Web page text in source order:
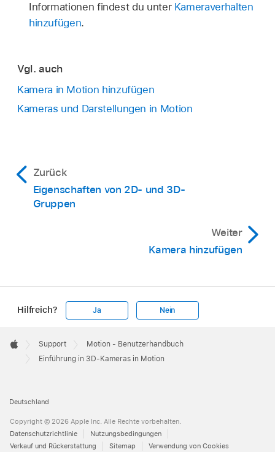
Informationen findest du unter Kameraverhalten
hinzufügen.
Vgl. auch
Kamera in Motion hinzufügen
Kameras und Darstellungen in Motion
Zurück
Eigenschaften von 2D- und 3D-
Gruppen
Weiter
Kamera hinzufügen
Hilfreich? Ja Nein
Footer

Apple
Support
Motion - Benutzerhandbuch
Einführung in 3D-Kameras in Motion
Deutschland
Copyright © 2026 Apple Inc. Alle Rechte vorbehalten.
Datenschutzrichtlinie
Nutzungsbedingungen
Verkauf und Rückerstattung
Sitemap Verwendung von Cookies